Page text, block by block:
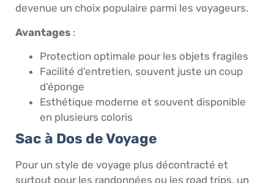
devenue un choix populaire parmi les voyageurs.
Avantages :
Protection optimale pour les objets fragiles
Facilité d’entretien, souvent juste un coup
d’éponge
Esthétique moderne et souvent disponible
en plusieurs coloris
Sac à Dos de Voyage
Pour un style de voyage plus décontracté et
surtout pour les randonnées ou les road trips, un